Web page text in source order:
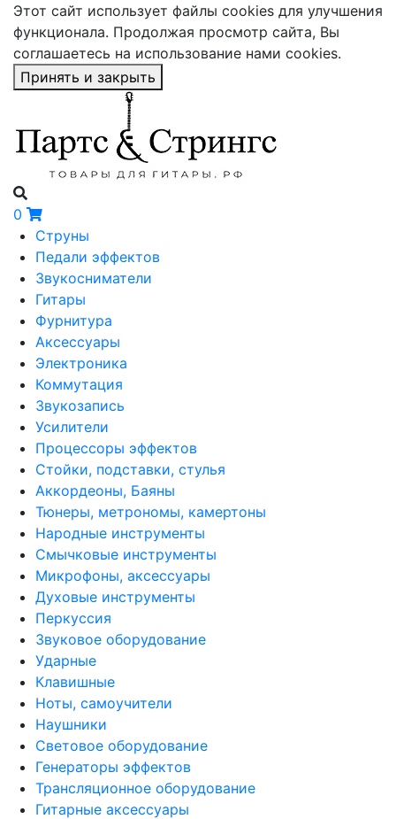
Этот сайт использует файлы cookies для улучшения
функционала. Продолжая просмотр сайта, Вы
соглашаетесь на использование нами cookies.
Принять и закрыть
0
Струны
Педали эффектов
Звукосниматели
Гитары
Фурнитура
Аксессуары
Электроника
Коммутация
Звукозапись
Усилители
Процессоры эффектов
Стойки, подставки, стулья
Аккордеоны, Баяны
Тюнеры, метрономы, камертоны
Народные инструменты
Смычковые инструменты
Микрофоны, аксессуары
Духовые инструменты
Перкуссия
Звуковое оборудование
Ударные
Клавишные
Ноты, самоучители
Наушники
Световое оборудование
Генераторы эффектов
Трансляционное оборудование
Гитарные аксессуары